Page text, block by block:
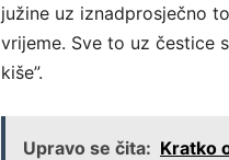
južine uz iznadprosječno
vrijeme. Sve to uz čestice
kiše”.
Upravo se čita: Kratko